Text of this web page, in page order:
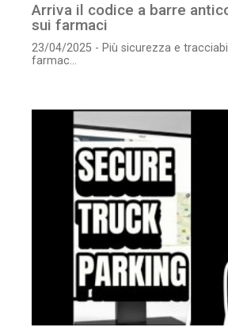
Arriva il codice a barre
sui farmaci
23/04/2025 - Più sicurezza e
farmac...